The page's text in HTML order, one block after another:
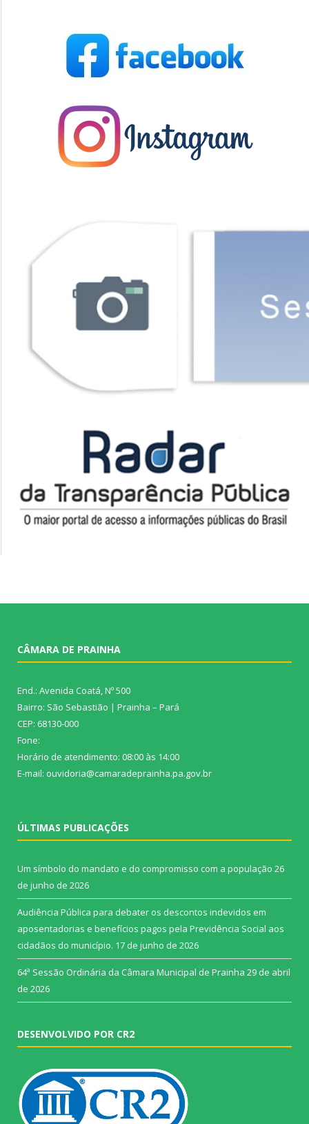
CÂMARA DE PRAINHA
End.: Avenida Coatá, Nº 500
Bairro: São Sebastião | Prainha – Pará
CEP: 68130-000
Fone:
Horário de atendimento: 08:00 às 14:00
E-mail: ouvidoria@camaradeprainha.pa.gov.br
ÚLTIMAS PUBLICAÇÕES
Um símbolo do mandato e do compromisso com a população 26
de junho de 2026
Audiência Pública para debater os descontos indevidos em
aposentadorias e benefícios pagos pela Previdência Social aos
cidadãos do município. 17 de junho de 2026
64ª Sessão Ordinária da Câmara Municipal de Prainha 29 de abril
de 2026
DESENVOLVIDO POR CR2